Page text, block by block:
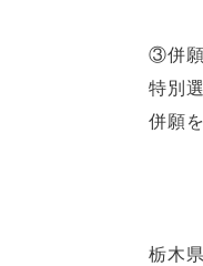
③併願
特別
併願
栃木